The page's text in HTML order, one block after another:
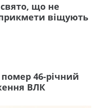
свято, що не
віщують
46-річний
ВЛК